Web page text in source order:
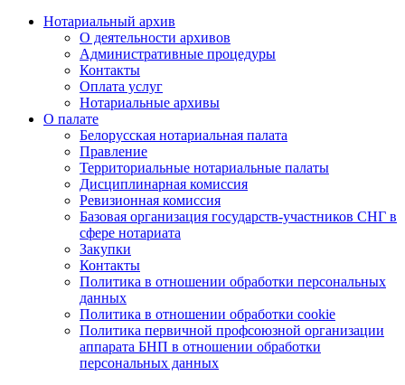
Нотариальный архив
О деятельности архивов
Административные процедуры
Контакты
Оплата услуг
Нотариальные архивы
О палате
Белорусская нотариальная палата
Правление
Территориальные нотариальные палаты
Дисциплинарная комиссия
Ревизионная комиссия
Базовая организация государств-участников СНГ в
сфере нотариата
Закупки
Контакты
Политика в отношении обработки персональных
данных
Политика в отношении обработки cookie
Политика первичной профсоюзной организации
аппарата БНП в отношении обработки
персональных данных